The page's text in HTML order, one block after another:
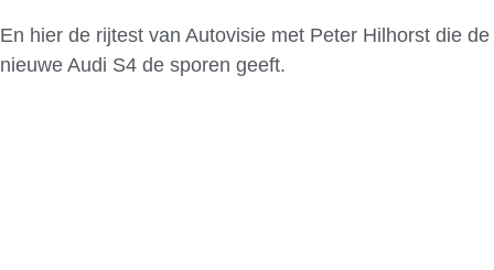
En hier de rijtest van Autovisie met Peter Hilhorst die de
nieuwe Audi S4 de sporen geeft.